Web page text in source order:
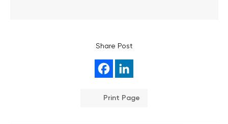
Share Post
Print Page